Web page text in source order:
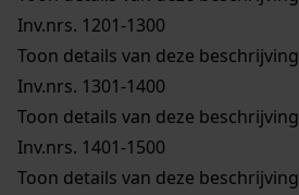
Inv.nrs. 1201-1300
Toon details van deze beschrijving
Inv.nrs. 1301-1400
Toon details van deze beschrijving
Inv.nrs. 1401-1500
Toon details van deze beschrijving